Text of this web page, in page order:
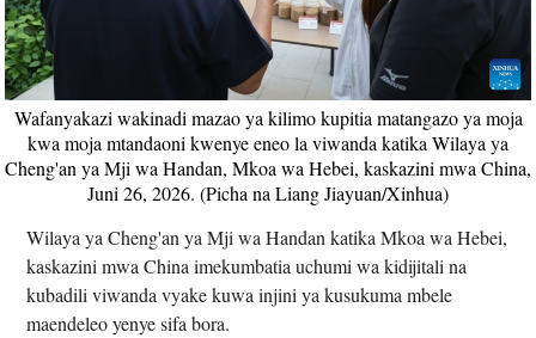
Wafanyakazi wakinadi mazao ya kilimo kupitia matangazo ya moja
kwa moja mtandaoni kwenye eneo la viwanda katika Wilaya ya
Cheng'an ya Mji wa Handan, Mkoa wa Hebei, kaskazini mwa China,
Juni 26, 2026. (Picha na Liang Jiayuan/Xinhua)
Wilaya ya Cheng'an ya Mji wa Handan katika Mkoa wa Hebei,
kaskazini mwa China imekumbatia uchumi wa kidijitali na
kubadili viwanda vyake kuwa injini ya kusukuma mbele
maendeleo yenye sifa bora.